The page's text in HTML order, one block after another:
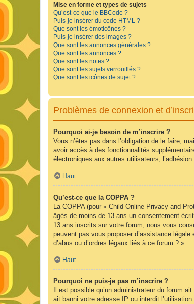
Mise en forme et types de sujets
Qu’est-ce que le BBCode ?
Puis-je insérer du code HTML ?
Que sont les émoticônes ?
Puis-je insérer des images ?
Que sont les annonces générales ?
Que sont les annonces ?
Que sont les notes ?
Que sont les sujets verrouillés ?
Que sont les icônes de sujet ?
Problèmes de connexion et
Pourquoi ai-je besoin de m’inscrire ?
Vous n’êtes pas dans l’obligation de le faire,
avoir accès à des fonctionnalités
électroniques aux autres utilisateurs,
Haut
Qu’est-ce que la COPPA ?
La COPPA (pour « Child Online Privacy and
âgés de moins de 13 ans un consentement
13 ans inscrits sur votre forum, nous vous
peuvent pas vous proposer d’assistance
d’abus ou d’ordres légaux liés à ce forum ? ».
Haut
Pourquoi ne puis-je pas m’inscrire ?
Il est possible qu’un administrateur du forum
ait banni votre adresse IP ou interdit